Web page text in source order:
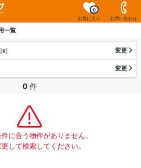
お気に入り
0
お問い合わせ
一覧
町 変更
変更
0 件
に合う物件がありません。
して検索してください。